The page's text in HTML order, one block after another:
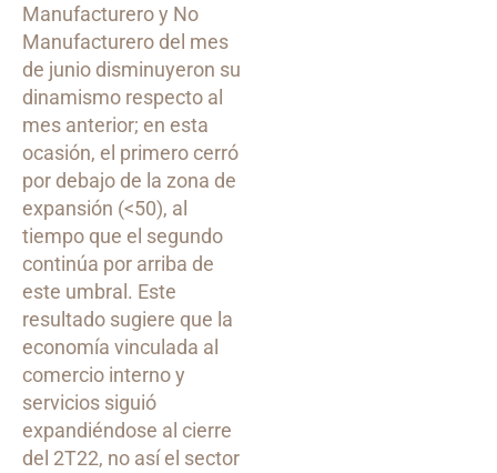
Manufacturero y No
Manufacturero del mes
de junio disminuyeron su
dinamismo respecto al
mes anterior; en esta
ocasión, el primero cerró
por debajo de la zona de
expansión (<50), al
tiempo que el segundo
continúa por arriba de
este umbral. Este
resultado sugiere que la
economía vinculada al
comercio interno y
servicios siguió
expandiéndose al cierre
del 2T22, no así el sector